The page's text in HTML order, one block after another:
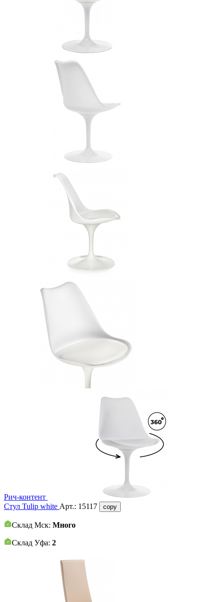
Рич-контент
Стул Tulip white Арт.: 15117 copy
Склад Мск: Много
Склад Уфа: 2